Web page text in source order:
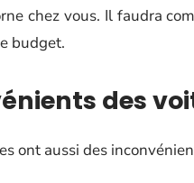
chez vous. Il faudra
budget.
des
ont aussi des